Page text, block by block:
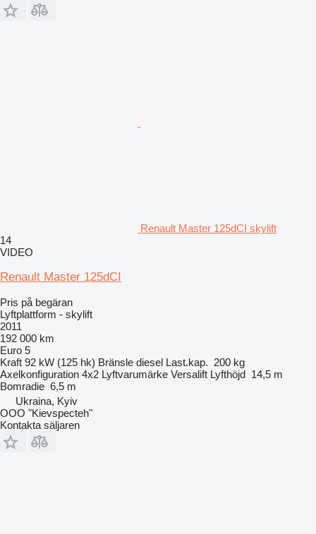
Renault Master 125dCI skylift
14
VIDEO
Renault Master 125dCI
Pris på begäran
Lyftplattform - skylift
2011
192 000 km
Euro 5
Kraft 92 kW (125 hk) Bränsle diesel Last.kap. 200 kg
Axelkonfiguration 4x2 Lyftvarumärke Versalift Lyfthöjd 14,5 m
Bomradie 6,5 m
Ukraina, Kyiv
OOO "Kievspecteh"
Kontakta säljaren